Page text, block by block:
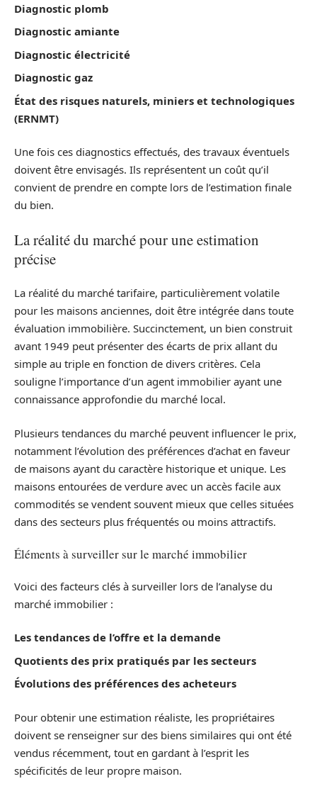
Diagnostic plomb
Diagnostic amiante
Diagnostic électricité
Diagnostic gaz
État des risques naturels, miniers et technologiques
(ERNMT)
Une fois ces diagnostics effectués, des travaux éventuels
doivent être envisagés. Ils représentent un coût qu’il
convient de prendre en compte lors de l’estimation finale
du bien.
La réalité du marché pour une estimation
précise
La réalité du marché tarifaire, particulièrement volatile
pour les maisons anciennes, doit être intégrée dans toute
évaluation immobilière. Succinctement, un bien construit
avant 1949 peut présenter des écarts de prix allant du
simple au triple en fonction de divers critères. Cela
souligne l’importance d’un agent immobilier ayant une
connaissance approfondie du marché local.
Plusieurs tendances du marché peuvent influencer le prix,
notamment l’évolution des préférences d’achat en faveur
de maisons ayant du caractère historique et unique. Les
maisons entourées de verdure avec un accès facile aux
commodités se vendent souvent mieux que celles situées
dans des secteurs plus fréquentés ou moins attractifs.
Éléments à surveiller sur le marché immobilier
Voici des facteurs clés à surveiller lors de l’analyse du
marché immobilier :
Les tendances de l’offre et la demande
Quotients des prix pratiqués par les secteurs
Évolutions des préférences des acheteurs
Pour obtenir une estimation réaliste, les propriétaires
doivent se renseigner sur des biens similaires qui ont été
vendus récemment, tout en gardant à l’esprit les
spécificités de leur propre maison.